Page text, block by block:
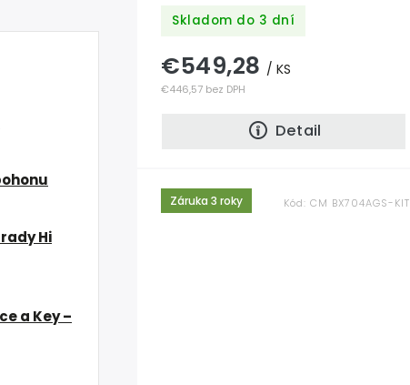
Hi
a Key –
Skladom do 3 dní
€446,57 bez DPH
€549,28 / KS
Detail
Záruka 3 roky Kód:CM BX704AGS-KIT